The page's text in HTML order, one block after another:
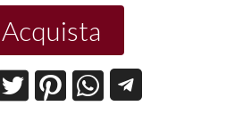
Acquista